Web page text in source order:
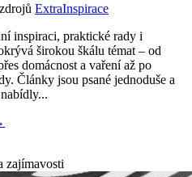
ExtraInspirace
inspiraci, praktické rady i
širokou škálu témat – od
domácnost a vaření až po
Články jsou psané jednoduše a
zajímavosti